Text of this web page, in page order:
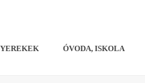
ÓVODA, ISKOLA